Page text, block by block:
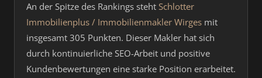
An der Spitze des Rankings steht Schlotter
Immobilienplus / Immobilienmakler Wirges mit
insgesamt 305 Punkten. Dieser Makler hat sich
durch kontinuierliche SEO-Arbeit und positive
Kundenbewertungen eine starke Position erarbeitet.